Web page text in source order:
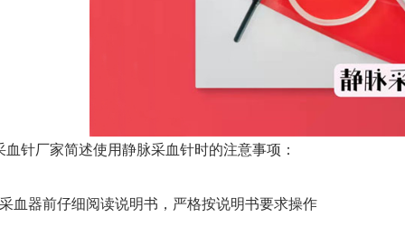
血针厂家简述使用静脉采血针时的注意事项：
血器前仔细阅读说明书，严格按说明书要求操作